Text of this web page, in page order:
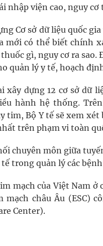
nhập viện cao, nguy cơ
Cơ sở dữ liệu quốc
mới có thể biết chính
gì, nguy cơ ra
quản lý y tế, hoạch
xây dựng 12 cơ sở dữ
hành hệ thống.
tim, Bộ Y tế sẽ xem
trên phạm vi toàn
chuyên môn giữa
trong quản lý các
mạch của Việt Nam ở
mạch châu Âu (ESC)
Center).